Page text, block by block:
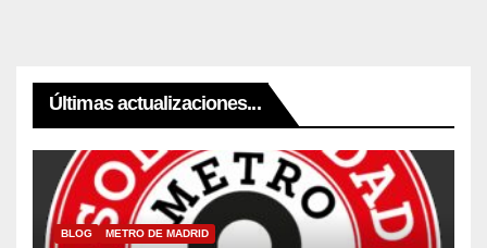
Últimas actualizaciones...
BLOG METRO DE MADRID